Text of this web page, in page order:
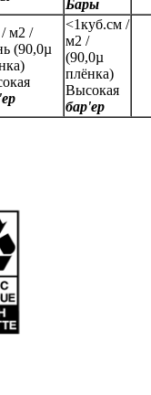
Бары
/ м2 /
(90,0µ
<1куб.см /
м2 /
(90,0µ
плёнка)
Высокая
бар'ер